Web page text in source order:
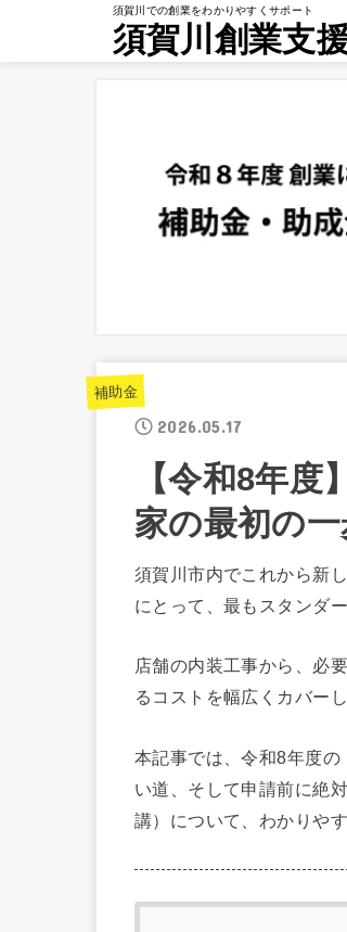
須賀川での創業をわかりやすくサポート
須賀川創業支
補助金
2026.05.17
【令和8年
家の最初の
須賀川市内でこれから新
にとって、最もスタンダ
店舗の内装工事から、必
るコストを幅広くカバー
本記事では、令和8年度
い道、そして申請前に絶
講）について、わかりや